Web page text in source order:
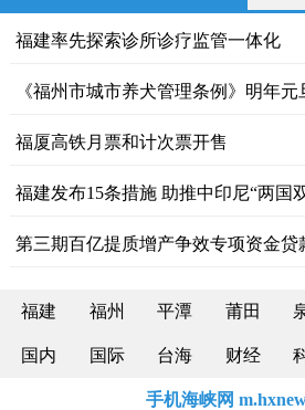
福建率先探索诊所诊疗监管一体化
《福州市城市养犬管理条例》明年元
福厦高铁月票和计次票开售
福建发布15条措施 助推中印尼“两国
第三期百亿提质增产争效专项资金贷
福建 福州 平潭 莆田
国内 国际 台海 财经
手机海峡网